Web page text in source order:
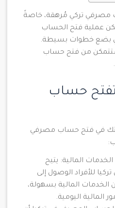
مصرفي تركي مُرهقة، خاصةً
عملية فتح الحساب
بضع خطوات بسيطة.
ستتمكن من فتح حساب
تفتح حساب
في فتح حساب مصرفي
المالية: يتيح
للأفراد الوصول إلى
المالية بسهولة،
المالية اليومية.